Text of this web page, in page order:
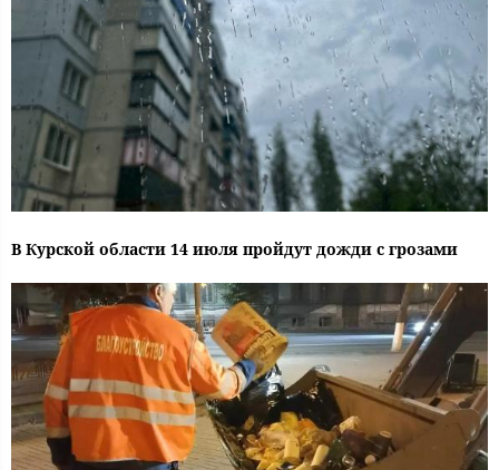
В Курской области 14 июля пройдут дожди с грозами